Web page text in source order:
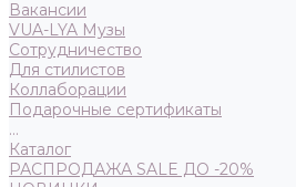
Вакансии
VUA-LYA Музы
Сотрудничество
Для стилистов
Коллаборации
Подарочные сертификаты
...
Каталог
РАСПРОДАЖА SALE ДО -20%